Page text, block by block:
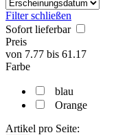
Filter schließen
Sofort lieferbar
Preis
von 7.77 bis 61.17
Farbe
blau
Orange
Artikel pro Seite: